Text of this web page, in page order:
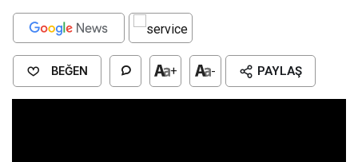
BEĞEN + - PAYLAŞ